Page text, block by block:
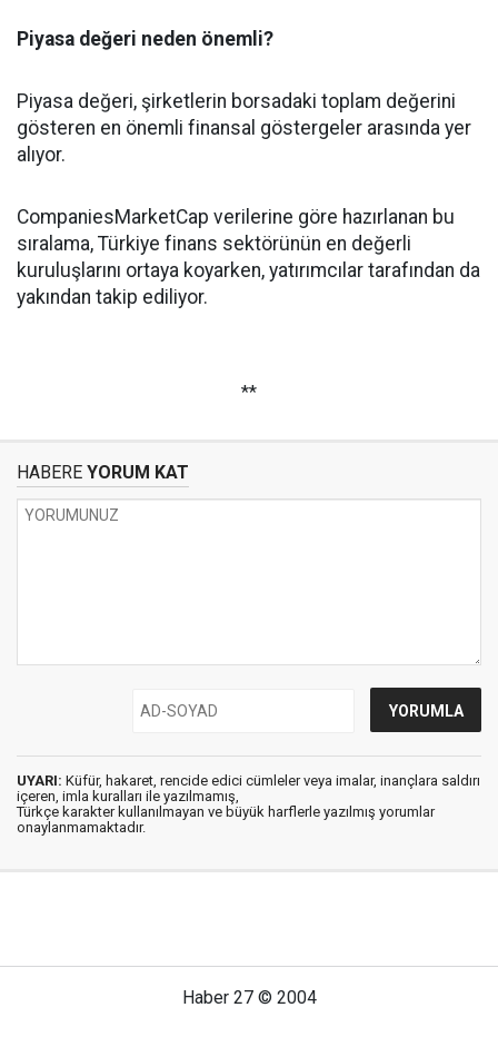
Piyasa değeri neden önemli?
Piyasa değeri, şirketlerin borsadaki toplam değerini
gösteren en önemli finansal göstergeler arasında yer
alıyor.
CompaniesMarketCap verilerine göre hazırlanan bu
sıralama, Türkiye finans sektörünün en değerli
kuruluşlarını ortaya koyarken, yatırımcılar tarafından da
yakından takip ediliyor.
**
HABERE YORUM KAT
UYARI: Küfür, hakaret, rencide edici cümleler veya imalar, inançlara saldırı
içeren, imla kuralları ile yazılmamış,
Türkçe karakter kullanılmayan ve büyük harflerle yazılmış yorumlar
onaylanmamaktadır.
Haber 27 © 2004